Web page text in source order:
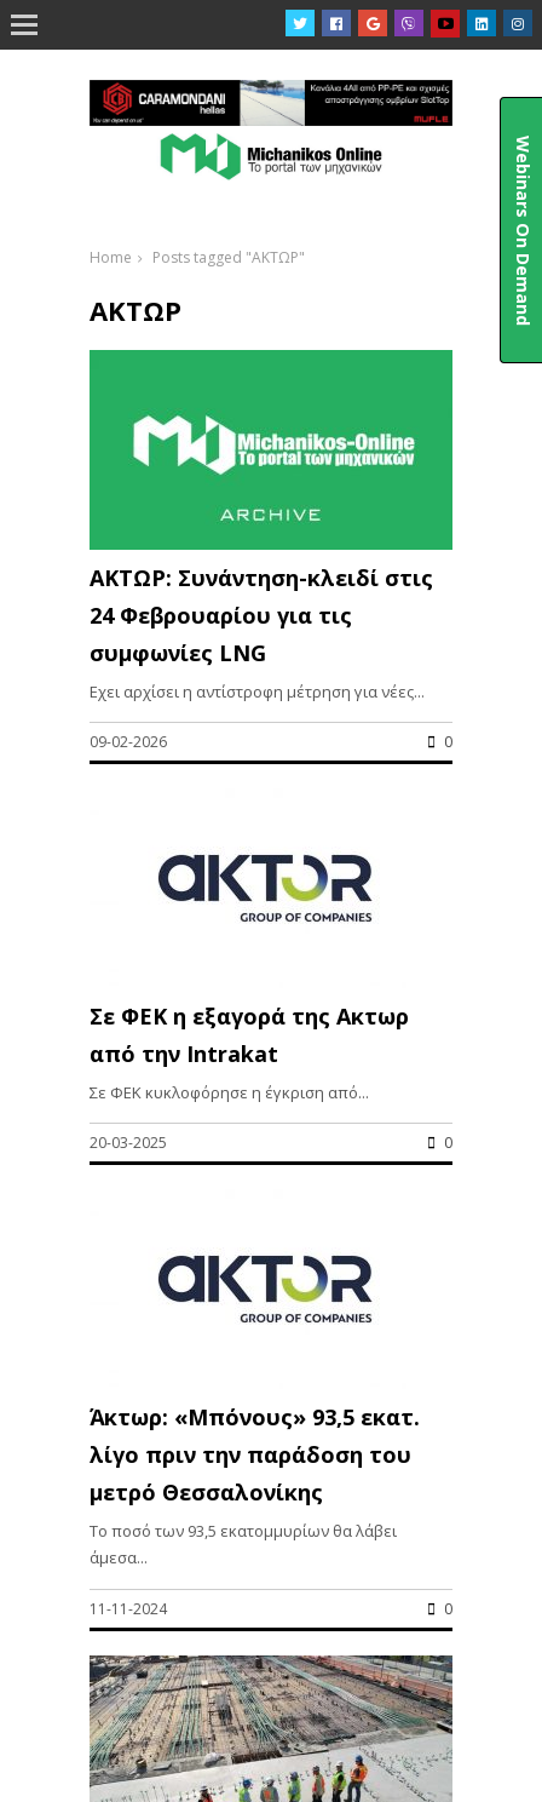

Home Posts tagged "ΑΚΤΩΡ"
ΑΚΤΩΡ
ΑΚΤΩΡ: Συνάντηση-κλειδί στις
24 Φεβρουαρίου για τις
συμφωνίες LNG
Εχει αρχίσει η αντίστροφη μέτρηση για νέες...
09-02-2026 0
Σε ΦΕΚ η εξαγορά της Ακτωρ
από την Intrakat
Σε ΦΕΚ κυκλοφόρησε η έγκριση από...
20-03-2025 0
Άκτωρ: «Μπόνους» 93,5 εκατ.
λίγο πριν την παράδοση του
μετρό Θεσσαλονίκης
Το ποσό των 93,5 εκατομμυρίων θα λάβει
άμεσα...
11-11-2024 0
Webinars On Demand